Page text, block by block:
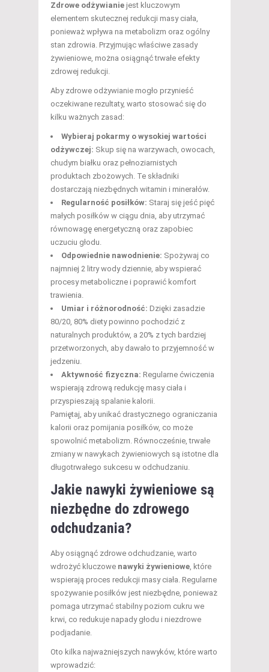
Zdrowe odżywianie jest kluczowym
elementem skutecznej redukcji masy ciała,
ponieważ wpływa na metabolizm oraz ogólny
stan zdrowia. Przyjmując właściwe zasady
żywieniowe, można osiągnąć trwałe efekty
zdrowej redukcji.
Aby zdrowe odżywianie mogło przynieść
oczekiwane rezultaty, warto stosować się do
kilku ważnych zasad:
Wybieraj pokarmy o wysokiej wartości
odżywczej: Skup się na warzywach, owocach,
chudym białku oraz pełnoziarnistych
produktach zbożowych. Te składniki
dostarczają niezbędnych witamin i minerałów.
Regularność posiłków: Staraj się jeść pięć
małych posiłków w ciągu dnia, aby utrzymać
równowagę energetyczną oraz zapobiec
uczuciu głodu.
Odpowiednie nawodnienie: Spożywaj co
najmniej 2 litry wody dziennie, aby wspierać
procesy metaboliczne i poprawić komfort
trawienia.
Umiar i różnorodność: Dzięki zasadzie
80/20, 80% diety powinno pochodzić z
naturalnych produktów, a 20% z tych bardziej
przetworzonych, aby dawało to przyjemność w
jedzeniu.
Aktywność fizyczna: Regularne ćwiczenia
wspierają zdrową redukcję masy ciała i
przyspieszają spalanie kalorii.
Pamiętaj, aby unikać drastycznego ograniczania
kalorii oraz pomijania posiłków, co może
spowolnić metabolizm. Równocześnie, trwałe
zmiany w nawykach żywieniowych są istotne dla
długotrwałego sukcesu w odchudzaniu.
Jakie nawyki żywieniowe są
niezbędne do zdrowego
odchudzania?
Aby osiągnąć zdrowe odchudzanie, warto
wdrożyć kluczowe nawyki żywieniowe, które
wspierają proces redukcji masy ciała. Regularne
spożywanie posiłków jest niezbędne, ponieważ
pomaga utrzymać stabilny poziom cukru we
krwi, co redukuje napady głodu i niezdrowe
podjadanie.
Oto kilka najważniejszych nawyków, które warto
wprowadzić: